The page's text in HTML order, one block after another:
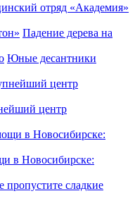
отряд «Академия»
Падение дерева на
Юные десантники
центр
в Новосибирске: